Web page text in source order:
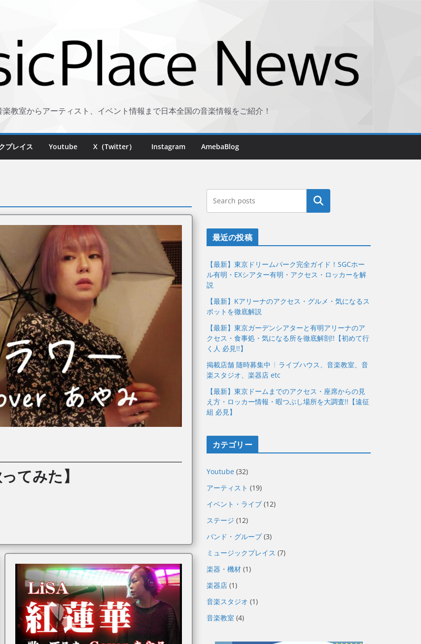
教室からアーティスト、イベント情報まで日本全国の音楽情報をご紹介！
プレイス Youtube X（Twitter） Instagram AmebaBlog
てみた】
最近の投稿
【最新】東京ドリームパーク完全ガイド！SGCホー
ル有明・EXシアター有明・アクセス・ロッカーを解
説
【最新】Kアリーナのアクセス・グルメ・気になるス
ポットを徹底解説
【最新】東京ガーデンシアターと有明アリーナのア
クセス・食事処・気になる所を徹底解剖!!【初めて行
く人 必見!!】
掲載店舗 随時募集中
ライブハウス、音楽教室、音
楽スタジオ、楽器店 etc
【最新】東京ドームまでのアクセス・座席からの見
え方・ロッカー情報・暇つぶし場所を大調査!!【遠征
組 必見】
カテゴリー
Youtube (32)
アーティスト (19)
イベント・ライブ (12)
ステージ (12)
バンド・グループ(3)
ミュージックプレイス (7)
楽器・機材 (1)
楽器店 (1)
音楽スタジオ (1)
音楽教室 (4)